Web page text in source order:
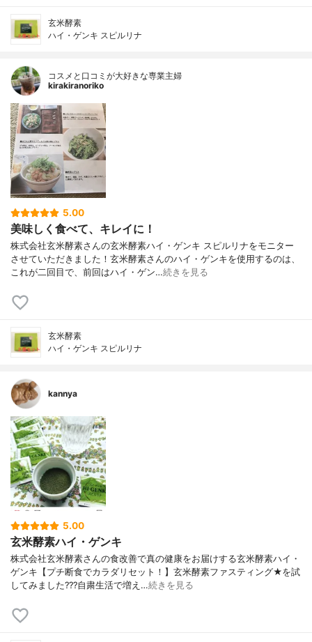
玄米酵素
ハイ・ゲンキ スピルリナ
コスメと口コミが大好きな専業主婦
kirakiranoriko
5.00
美味しく食べて、キレイに！
株式会社玄米酵素さんの玄米酵素ハイ・ゲンキ スピルリナをモニター
させていただきました！玄米酵素さんのハイ・ゲンキを使用するのは、
これが二回目で、前回はハイ・ゲン…続きを見る
玄米酵素
ハイ・ゲンキ スピルリナ
kannya
5.00
玄米酵素ハイ・ゲンキ
株式会社玄米酵素さんの食改善で真の健康をお届けする玄米酵素ハイ・
ゲンキ【プチ断食でカラダリセット！】玄米酵素ファスティング★を試
してみました???自粛生活で増え…続きを見る